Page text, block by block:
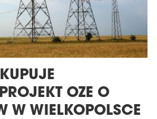
OZE O
W WIELKOPOLSCE